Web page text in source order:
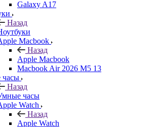
Galaxy A17
Назад
Macbook
Назад
Apple Macbook
Macbook Air 2026 M5 13
Назад
часы
Watch
Назад
Apple Watch